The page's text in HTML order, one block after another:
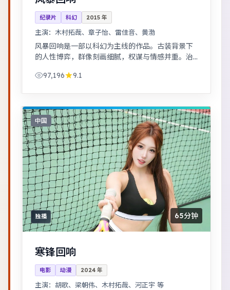
纪录片 科幻 2015 年
主演： 木村拓哉、章子怡、雷佳音、黄渤
风暴回响是一部以科幻为主线的作品。古装背景下
的人性博弈，群像刻画细腻，权谋与情感并重。治
97,196
9.1
中国
独播 65分钟
寒锋回响
电影 动漫 2024 年
主演： 胡歌、梁朝伟、木村拓哉、河正宇 等